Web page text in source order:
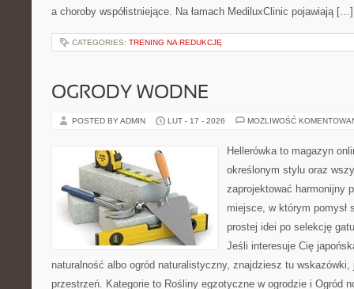
a choroby współistniejące. Na łamach MediluxClinic pojawiają […]
CATEGORIES: TRENING NA REDUKCJĘ
OGRODY WODNE
POSTED BY ADMIN LUT - 17 - 2026 MOŻLIWOŚĆ
Hellerówka to magazyn
określonym stylu oraz
zaprojektować harmonijny
miejsce, w którym pomysł
prostej idei po selekcję
Jeśli interesuje Cię
naturalność albo ogród naturalistyczny, znajdziesz tu wskazówki,
przestrzeń. Kategorie to Rośliny egzotyczne w ogrodzie i Ogród